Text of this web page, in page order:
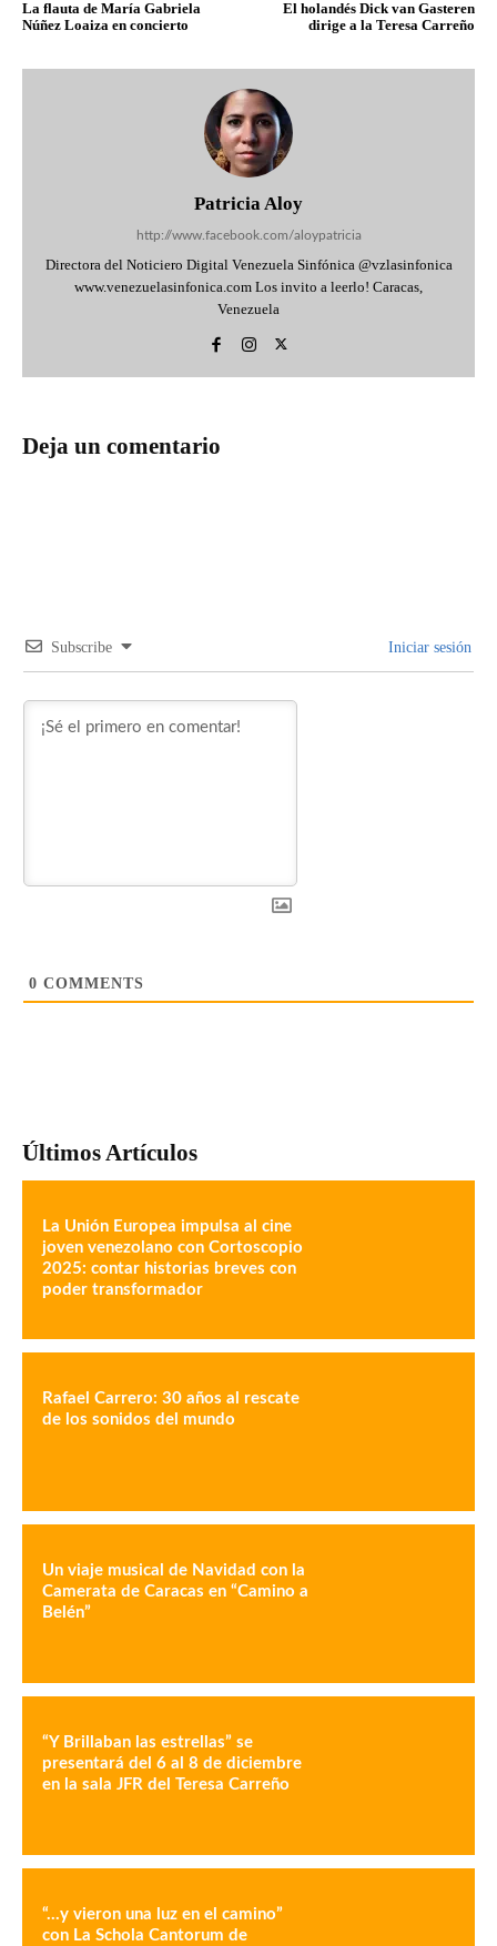
La flauta de María Gabriela
Núñez Loaiza en concierto
El holandés Dick van Gasteren
dirige a la Teresa Carreño
Patricia Aloy
http://www.facebook.com/aloypatricia
Directora del Noticiero Digital Venezuela Sinfónica @vzlasinfonica
www.venezuelasinfonica.com Los invito a leerlo! Caracas,
Venezuela
Deja un comentario
Subscribe Iniciar sesión
0 COMMENTS
Últimos Artículos
La Unión Europea impulsa al cine
joven venezolano con Cortoscopio
2025: contar historias breves con
poder transformador
Rafael Carrero: 30 años al rescate
de los sonidos del mundo
Un viaje musical de Navidad con la
Camerata de Caracas en “Camino a
Belén”
“Y Brillaban las estrellas” se
presentará del 6 al 8 de diciembre
en la sala JFR del Teresa Carreño
“…y vieron una luz en el camino”
con La Schola Cantorum de